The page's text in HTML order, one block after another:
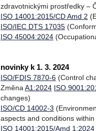
zdravotnickými prostředky –
ISO 14001:2015/CD Amd 2
ISO/IEC DTS 17035
ISO 45004:2024
novinky k 1. 3. 2024
ISO/FDIS 7870-6 (Control
Změna A1:2024 ISO
changes)
ISO/CD 14002-3
aspects and conditions
ISO 14001:2015/Amd 1:2024